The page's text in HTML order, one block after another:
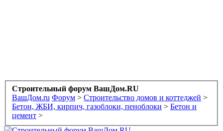
Строительный форум ВашДом.RU
ВашДом.ru Форум > Строительство домов и коттеджей >
Бетон, ЖБИ, кирпич, газоблоки, пеноблоки > Бетон и
цемент >